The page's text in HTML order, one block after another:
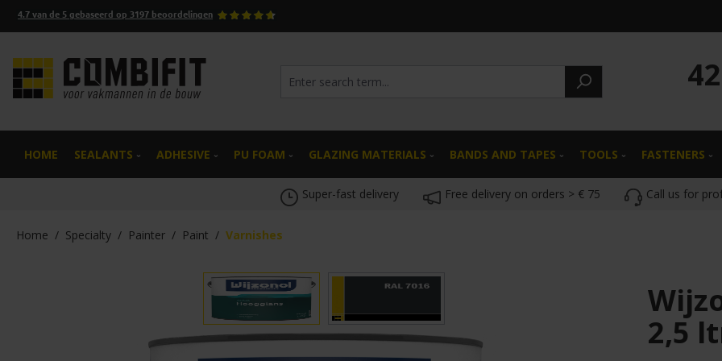
Skip to main navigation
4.7 van de 5 gebaseerd op 3197 beoordelingen
HOME SEALANTS ADHESIVE PU FOAM GLAZING MATERIALS BANDS AND TAPES TOOLS FASTENERS
Super-fast delivery Free delivery on orders > € 75 Call us for
Home / Specialty / Painter / Paint / Varnishes
2,5